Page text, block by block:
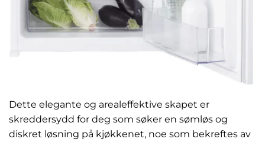
Dette elegante og arealeffektive skapet er
skreddersydd for deg som søker en sømløs og
diskret løsning på kjøkkenet, noe som bekreftes av